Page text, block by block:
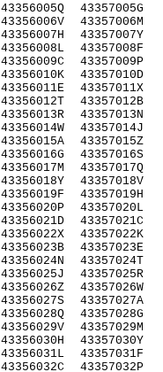
43356005Q
43356006V
43356007H
43356008L
43356009C
43356010K
43356011E
43356012T
43356013R
43356014W
43356015A
43356016G
43356017M
43356018Y
43356019F
43356020P
43356021D
43356022X
43356023B
43356024N
43356025J
43356026Z
43356027S
43356028Q
43356029V
43356030H
43356031L
43356032C
43357005G
43357006M
43357007Y
43357008F
43357009P
43357010D
43357011X
43357012B
43357013N
43357014J
43357015Z
43357016S
43357017Q
43357018V
43357019H
43357020L
43357021C
43357022K
43357023E
43357024T
43357025R
43357026W
43357027A
43357028G
43357029M
43357030Y
43357031F
43357032P